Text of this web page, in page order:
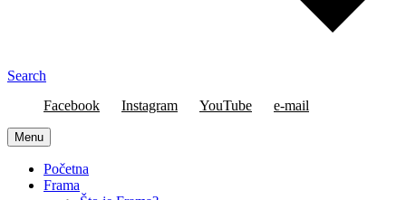
Search
Facebook
Instagram YouTube e-mail
Menu
Početna
Frama